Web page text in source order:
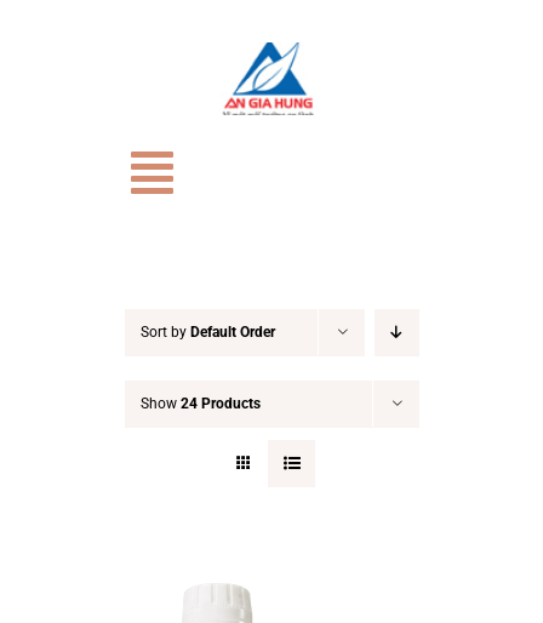
Toggle
Sort by Default Order
Show 24 Products